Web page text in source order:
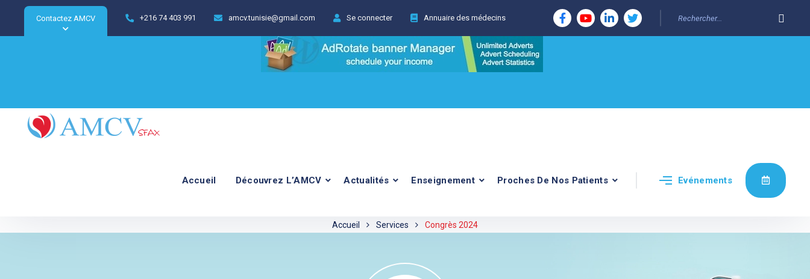
Contactez AMCV +216 74 403 991 amcv.tunisie@gmail.com Se connecter Annuaire des médecins
Accueil Découvrez L’AMCV Actualités Enseignement Proches De Nos Patients Evénements
Accueil Services Congrès 2024